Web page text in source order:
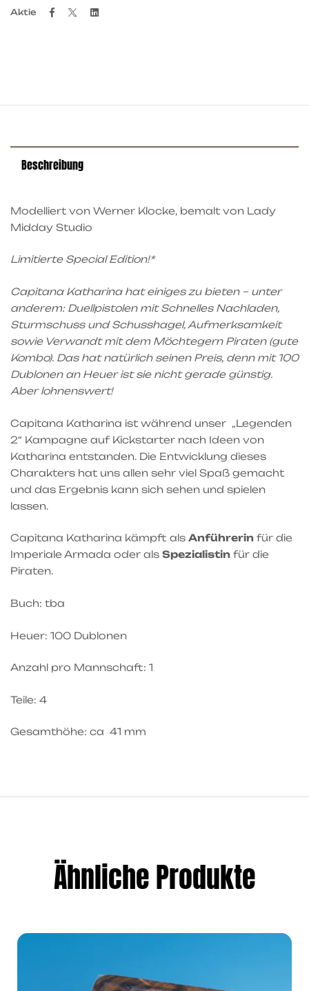
Aktie Facebook
TwitterLinkedin
Beschreibung
Modelliert von Werner Klocke, bemalt von Lady
Midday Studio
Limitierte Special Edition!*
Capitana Katharina hat einiges zu bieten – unter
anderem: Duellpistolen mit Schnelles Nachladen,
Sturmschuss und Schusshagel, Aufmerksamkeit
sowie Verwandt mit dem Möchtegern Piraten (gute
Kombo). Das hat natürlich seinen Preis, denn mit 100
Dublonen an Heuer ist sie nicht gerade günstig.
Aber lohnenswert!
Capitana Katharina ist während unser „Legenden
2“ Kampagne auf Kickstarter nach Ideen von
Katharina entstanden. Die Entwicklung dieses
Charakters hat uns allen sehr viel Spaß gemacht
und das Ergebnis kann sich sehen und spielen
lassen.
Capitana Katharina kämpft als Anführerin für die
Imperiale Armada oder als Spezialistin für die
Piraten.
Buch: tba
Heuer: 100 Dublonen
Anzahl pro Mannschaft: 1
Teile: 4
Gesamthöhe: ca 41 mm
Ähnliche Produkte